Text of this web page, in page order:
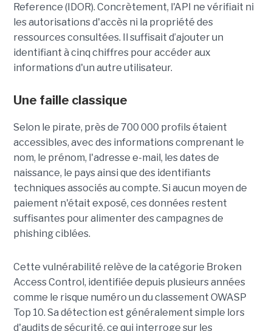
Reference (IDOR). Concrètement, l'API ne vérifiait ni
les autorisations d'accès ni la propriété des
ressources consultées. Il suffisait d’ajouter un
identifiant à cinq chiffres pour accéder aux
informations d'un autre utilisateur.
Une faille classique
Selon le pirate, près de 700 000 profils étaient
accessibles, avec des informations comprenant le
nom, le prénom, l'adresse e-mail, les dates de
naissance, le pays ainsi que des identifiants
techniques associés au compte. Si aucun moyen de
paiement n'était exposé, ces données restent
suffisantes pour alimenter des campagnes de
phishing ciblées.
Cette vulnérabilité relève de la catégorie Broken
Access Control, identifiée depuis plusieurs années
comme le risque numéro un du classement OWASP
Top 10. Sa détection est généralement simple lors
d'audits de sécurité, ce qui interroge sur les